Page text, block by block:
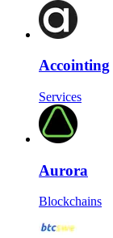
Accointing
Services
Aurora
Blockchains